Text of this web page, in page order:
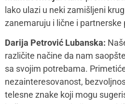
anksioznost od koje želimo da
regulišu emocije zaista. Ako se
minuta pred spavanje, sat
nedeljno, zakazan trening ili
doručak meditirajte 5 minuta.
potreba i odnosa kada nismo
mindfulness koje nas vraćaju u